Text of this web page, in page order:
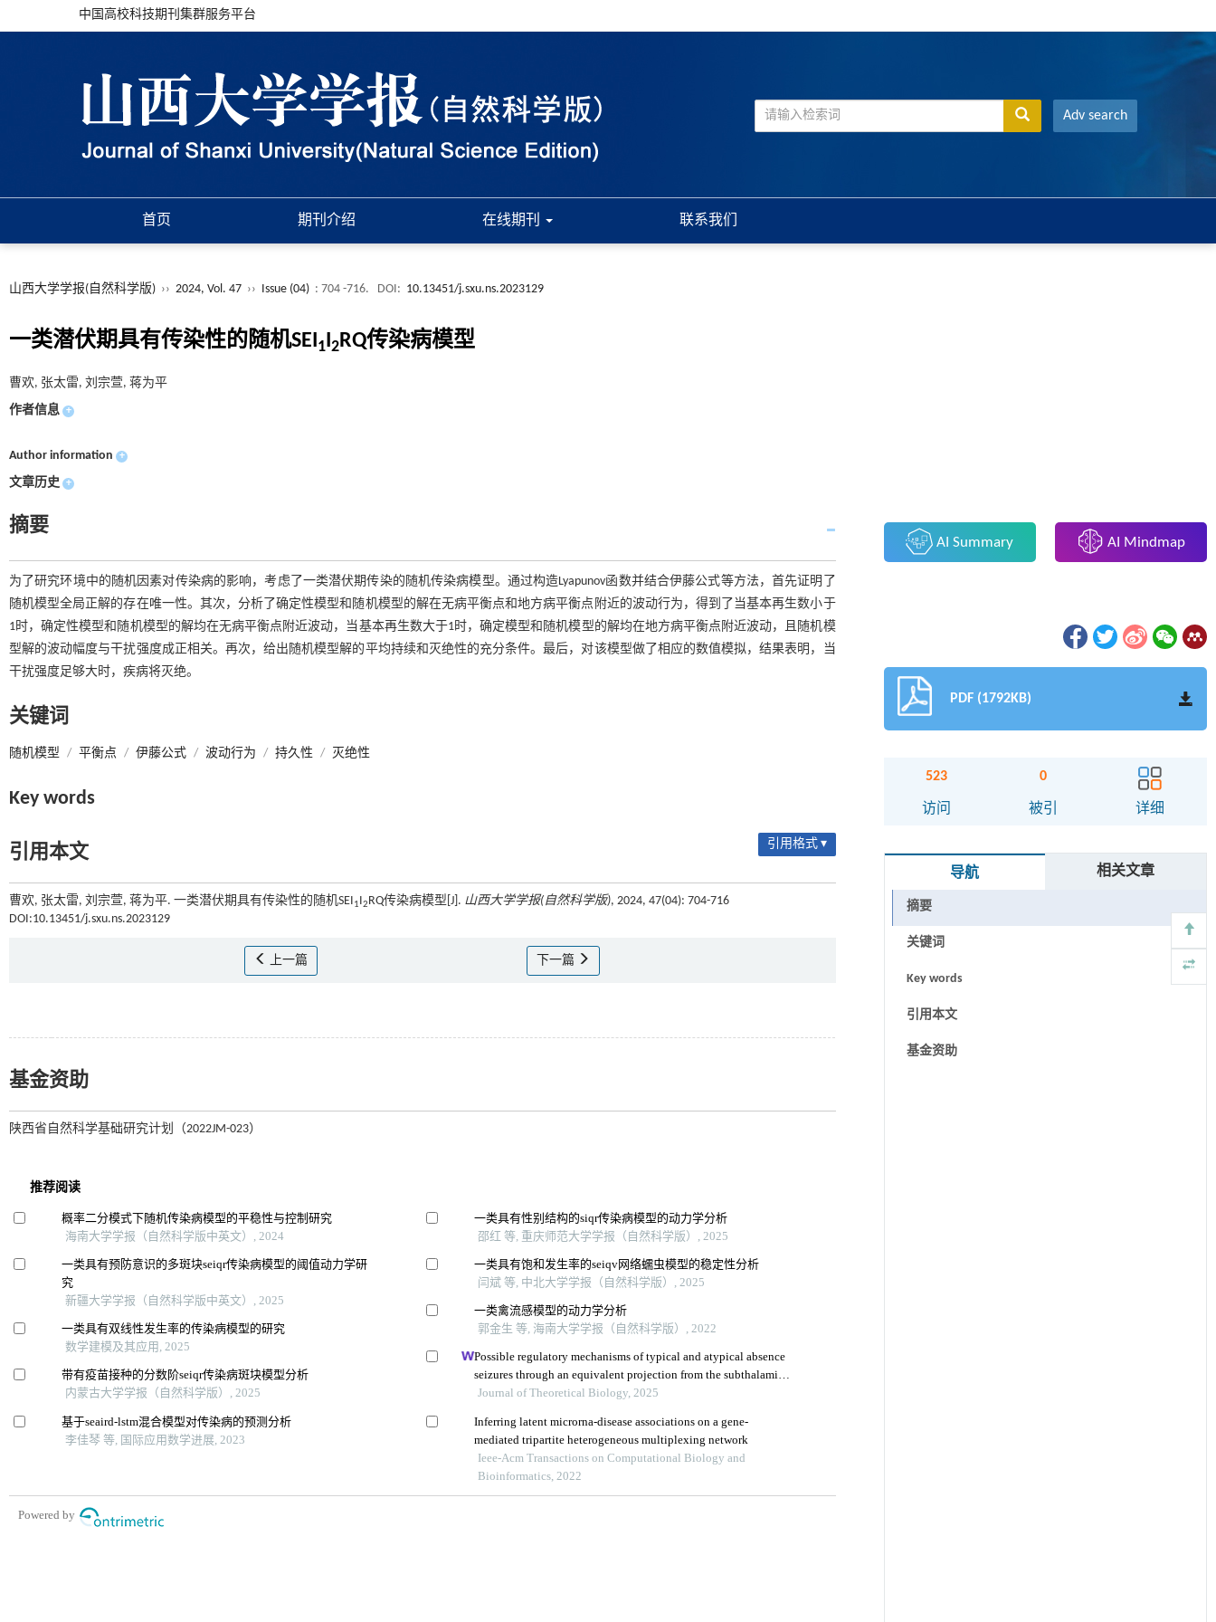
中国高校科技期刊集群服务平台
Adv search
首页 期刊介绍 在线期刊 联系我们
山西大学学报(自然科学版) ›› 2024, Vol. 47 ›› Issue (04) : 704 -716. DOI: 10.13451/j.sxu.ns.2023129
一类潜伏期具有传染性的随机SEI1I2RQ传染病模型
曹欢, 张太雷, 刘宗萱, 蒋为平
作者信息 +
Author information +
文章历史 +
摘要
为了研究环境中的随机因素对传染病的影响，考虑了一类潜伏期传染的随机传染病模型。通过构造Lyapunov函数并结合伊藤公式等方法，首先证明了
随机模型全局正解的存在唯一性。其次，分析了确定性模型和随机模型的解在无病平衡点和地方病平衡点附近的波动行为，得到了当基本再生数小于
1时，确定性模型和随机模型的解均在无病平衡点附近波动，当基本再生数大于1时，确定模型和随机模型的解均在地方病平衡点附近波动，且随机模
型解的波动幅度与干扰强度成正相关。再次，给出随机模型解的平均持续和灭绝性的充分条件。最后，对该模型做了相应的数值模拟，结果表明，当
干扰强度足够大时，疾病将灭绝。
关键词
随机模型 / 平衡点 / 伊藤公式 / 波动行为 / 持久性 / 灭绝性
Key words
引用本文 引用格式 ▾
曹欢, 张太雷, 刘宗萱, 蒋为平. 一类潜伏期具有传染性的随机SEI1I2RQ传染病模型[J]. 山西大学学报(自然科学版), 2024, 47(04): 704-716
DOI:10.13451/j.sxu.ns.2023129
上一篇 下一篇
基金资助
陕西省自然科学基础研究计划（2022JM-023）
AI Summary AI Mindmap
PDF (1792KB)
523
访问
0
被引 详细
导航 相关文章
摘要
关键词
Key words
引用本文
基金资助